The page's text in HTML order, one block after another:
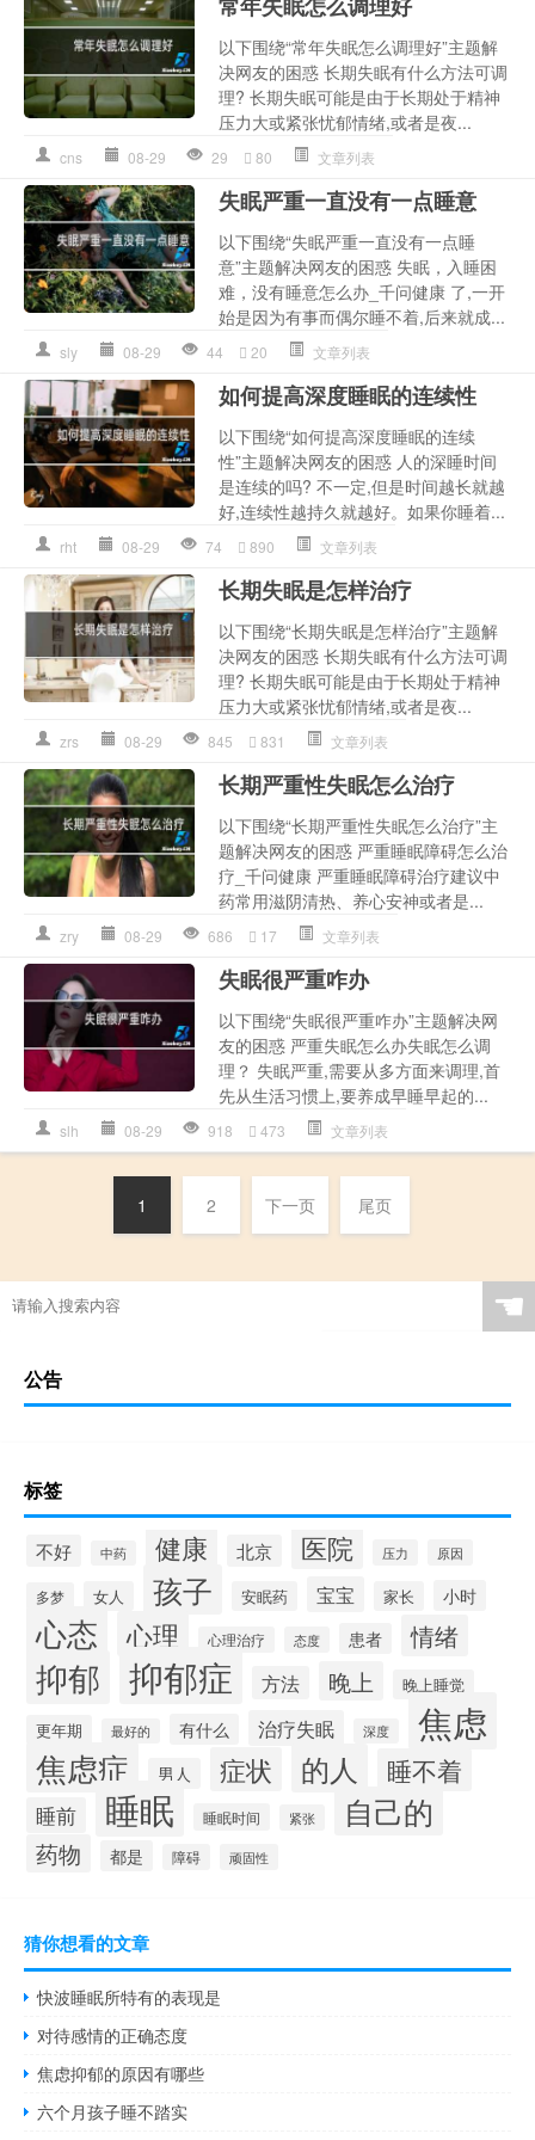
以下围绕“常年失眠怎么调理好”主题解
决网友的困惑 长期失眠有什么方法可调
理? 长期失眠可能是由于长期处于精神
压力大或紧张忧郁情绪,或者是夜...
cns 08-29 29 80 文章列表
失眠严重一直没有一点睡意
以下围绕“失眠严重一直没有一点睡
意”主题解决网友的困惑 失眠，入睡困
难，没有睡意怎么办_千问健康 了,一开
始是因为有事而偶尔睡不着,后来就成...
sly 08-29 44 20 文章列表
如何提高深度睡眠的连续性
以下围绕“如何提高深度睡眠的连续
性”主题解决网友的困惑 人的深睡时间
是连续的吗? 不一定,但是时间越长就越
好,连续性越持久就越好。如果你睡着...
rht 08-29 74 890 文章列表
长期失眠是怎样治疗
以下围绕“长期失眠是怎样治疗”主题解
决网友的困惑 长期失眠有什么方法可调
理? 长期失眠可能是由于长期处于精神
压力大或紧张忧郁情绪,或者是夜...
zrs 08-29 845 831 文章列表
长期严重性失眠怎么治疗
以下围绕“长期严重性失眠怎么治疗”主
题解决网友的困惑 严重睡眠障碍怎么治
疗_千问健康 严重睡眠障碍治疗建议中
药常用滋阴清热、养心安神或者是...
zry 08-29 686 17 文章列表
失眠很严重咋办
以下围绕“失眠很严重咋办”主题解决网
友的困惑 严重失眠怎么办失眠怎么调
理？ 失眠严重,需要从多方面来调理,首
先从生活习惯上,要养成早睡早起的...
slh 08-29 918 473 文章列表
1 2 下一页 尾页
☚
公告
标签
不好 中药 健康 北京 医院 压力 原因
多梦 女人 孩子 安眠药 宝宝 家长 小时
心态 心理 心理治疗 态度 患者 情绪
抑郁 抑郁症 方法 晚上
晚上睡觉
更年期
最好的 有什么 治疗失眠 深度 焦虑
焦虑症 男人 症状 的人 睡不着
睡前 睡眠 睡眠时间 紧张 自己的
药物 都是 障碍 顽固性
猜你想看的文章
快波睡眠所特有的表现是
对待感情的正确态度
焦虑抑郁的原因有哪些
六个月孩子睡不踏实